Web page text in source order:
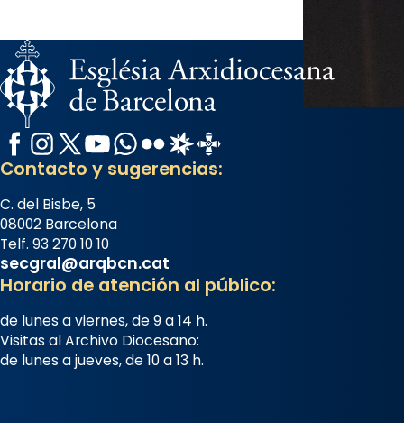
Foto
View on Facebook · Share
Arquebisbat de Barcelona
2 weeks ago
«Avui les santes Juliana i
Semproniana ens ajuden a alçar
la mirada»
Mons. Sergi Gordo, bisbe de
Tortosa, ha presidit aquest 27 de
juliol la missa de Les Santes de
Mataró.
🔗 tinyurl.com/cvu5jmbk
Facebook
Instagram
X / Twitter
YouTube
WhatsApp
FlickrRadio Estel
Catalunya Cristiana
Contacto y sugerencias:
C. del Bisbe, 5
08002 Barcelona
Telf. 93 270 10 10
secgral@arqbcn.cat
Horario de atención al público:
de lunes a viernes, de 9 a 14 h.
Visitas al Archivo Diocesano:
de lunes a jueves, de 10 a 13 h.